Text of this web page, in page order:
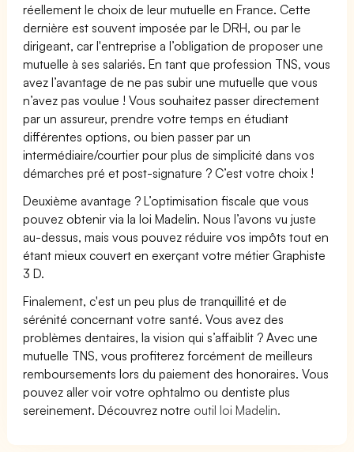
réellement le choix de leur mutuelle en France. Cette
dernière est souvent imposée par le DRH, ou par le
dirigeant, car l'entreprise a l’obligation de proposer une
mutuelle à ses salariés. En tant que profession TNS, vous
avez l’avantage de ne pas subir une mutuelle que vous
n’avez pas voulue ! Vous souhaitez passer directement
par un assureur, prendre votre temps en étudiant
différentes options, ou bien passer par un
intermédiaire/courtier pour plus de simplicité dans vos
démarches pré et post-signature ? C’est votre choix !
Deuxième avantage ? L’optimisation fiscale que vous
pouvez obtenir via la loi Madelin. Nous l’avons vu juste
au-dessus, mais vous pouvez réduire vos impôts tout en
étant mieux couvert en exerçant votre métier Graphiste
3 D.
Finalement, c'est un peu plus de tranquillité et de
sérénité concernant votre santé. Vous avez des
problèmes dentaires, la vision qui s’affaiblit ? Avec une
mutuelle TNS, vous profiterez forcément de meilleurs
remboursements lors du paiement des honoraires. Vous
pouvez aller voir votre ophtalmo ou dentiste plus
sereinement. Découvrez notre outil loi Madelin.